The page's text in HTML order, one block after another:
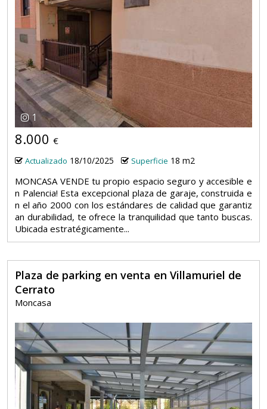
1
8.000 €
Actualizado 18/10/2025 Superficie 18 m2
MONCASA VENDE tu propio espacio seguro y accesible e
n Palencia! Esta excepcional plaza de garaje, construida e
n el año 2000 con los estándares de calidad que garantiz
an durabilidad, te ofrece la tranquilidad que tanto buscas.
Ubicada estratégicamente...
Plaza de parking en venta en Villamuriel de
Cerrato
Moncasa